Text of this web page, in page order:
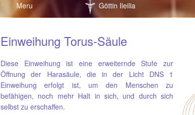
Meru Göttin Ileilia
Einweihung Torus-Säule
Diese Einweihung ist eine erweiternde Stufe zur
Öffnung der Harasäule, die in der Licht DNS 1
Einweihung erfolgt ist, um den Menschen zu
befähigen, noch mehr Halt in sich, und durch sich
selbst zu erschaffen.